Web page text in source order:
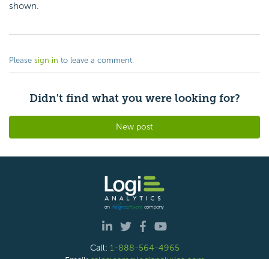
shown.
Please sign in to leave a comment.
Didn't find what you were looking for?
New post
Call: 1-888-564-4965